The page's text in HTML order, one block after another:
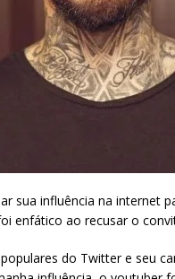
sua influência na internet
enfático ao recusar o
do Twitter e seu